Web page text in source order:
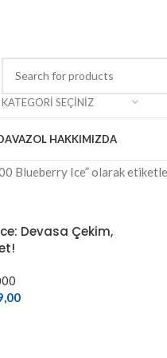
KATEGORI SEÇINIZ
VAZOL HAKKIMIZDA
Blueberry Ice” olarak
Devasa Çekim,